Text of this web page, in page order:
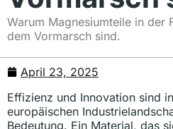
Warum Magnesiumteile in der
dem Vormarsch sind.
April 23, 2025
Effizienz und Innovation sind
europäischen
Bedeutung. Ein Material, das